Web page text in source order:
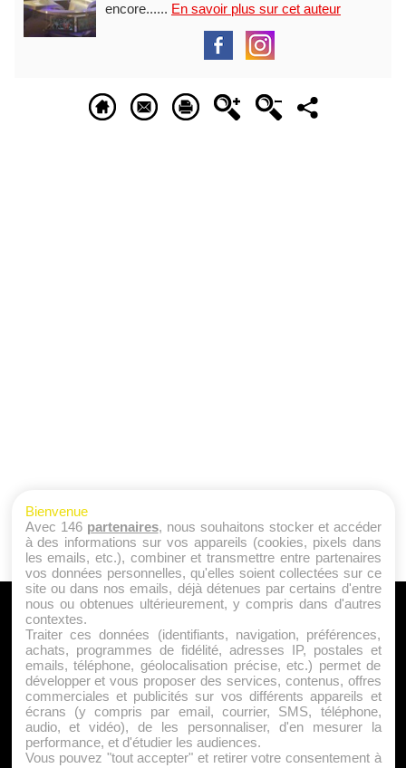
encore...... En savoir plus sur cet auteur
A PROPOS
Qui sommes nous ?
Mentions Légales
Publicité
Politique de Cookies
Contact
Bienvenue
Avec 146 partenaires, nous souhaitons stocker et accéder
à des informations sur vos appareils (cookies, pixels dans
les emails, etc.), combiner et transmettre entre partenaires
vos données personnelles, qu'elles soient collectées sur ce
site ou dans nos emails, déjà détenues par certains d'entre
nous ou obtenues ultérieurement, y compris dans d'autres
contextes.
Traiter ces données (identifiants, navigation, préférences,
achats, programmes de fidélité, adresses IP, postales et
emails, téléphone, géolocalisation précise, etc.) permet de
développer et vous proposer des services, contenus, offres
commerciales et publicités sur vos différents appareils et
écrans (y compris par email, courrier, SMS, téléphone,
audio, et vidéo), de les personnaliser, d'en mesurer la
performance, et d'étudier les audiences.
Vous pouvez "tout accepter" et retirer votre consentement à